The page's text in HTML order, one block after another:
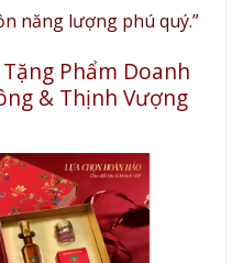
năng lượng phú quý.”
Phẩm Doanh
& Thịnh Vượng